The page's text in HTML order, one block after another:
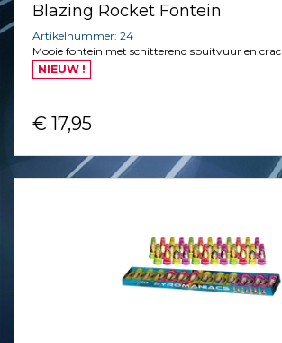
Blazing Rocket Fontein
Artikelnummer: 24
Mooie fontein met schitterend spuitvuur en
NIEUW !
€ 17,95